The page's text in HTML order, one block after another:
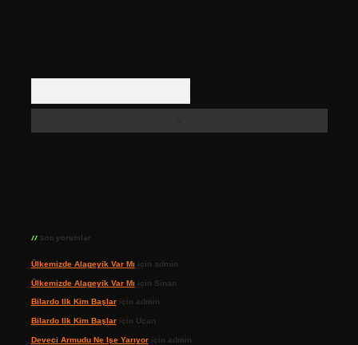
Son yorumlar
Ülkemizde Alageyik Var Mı için admin
Ülkemizde Alageyik Var Mı için Sinan
Bilardo Ilk Kim Başlariçin admin
Bilardo Ilk Kim Başlariçin Uçan
Deveci Armudu Ne Işe Yarıyoriçin admin